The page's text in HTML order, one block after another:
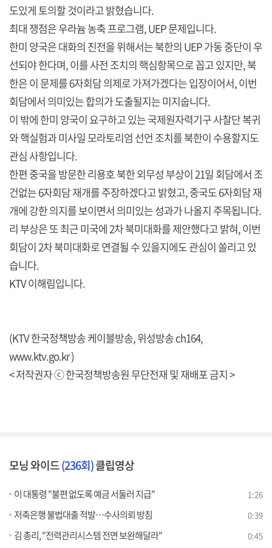
도있게 토의할 것이라고 밝혔습니다.
최대 쟁점은 우라늄 농축 프로그램, UEP 문제입니다.
한미 양국은 대화의 진전을 위해서는 북한의 UEP 가동 중단이 우
선되야 한다며, 이를 사전 조치의 핵심항목으로 꼽고 있지만, 북
한은 이 문제를 6자회담 의제로 가져가겠다는 입장이어서, 이번
회담에서 의미있는 합의가 도출될지는 미지숩니다.
이 밖에 한미 양국이 요구하고 있는 국제원자력기구 사찰단 복귀
와 핵실험과 미사일 모라토리엄 선언 조치를 북한이 수용할지도
관심 사항입니다.
한편 중국을 방문한 리용호 북한 외무성 부상이 21일 회담에서 조
건없는 6자회담 재개를 주장하겠다고 밝혔고, 중국도 6자회담 재
개에 강한 의지를 보이면서 의미있는 성과가 나올지 주목됩니다.
리 부상은 또 최근 미국에 2차 북미대화를 제안했다고 밝혀, 이번
회담이 2차 북미대화로 연결될 수 있을지에도 관심이 쏠리고 있
습니다.
KTV 이해림입니다.
(KTV 한국정책방송 케이블방송, 위성방송 ch164,
www.ktv.go.kr )
< 저작권자 ⓒ 한국정책방송원 무단전재 및 재배포 금지 >
모닝 와이드(236회)클립영상
이 대통령 "불편 없도록 예금 서둘러 지급" 1:26
저축은행 불법대출 적발…수사의뢰 방침 0:39
김 총리, "전력관리시스템 전면 보완해달라" 0:45